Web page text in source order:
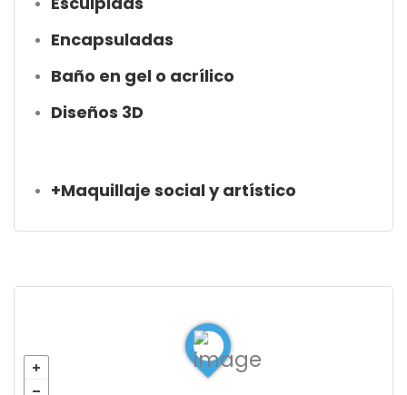
Encapsuladas
Baño en gel o acrílico
Diseños 3D
+Maquillaje social y artístico